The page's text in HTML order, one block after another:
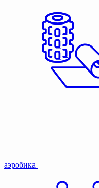
аэробика